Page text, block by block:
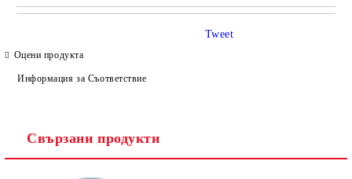
САМО ПОПЪЛНЕТЕ 4 ПОЛЕТА
Оцени продукта
Информация за Съответствие
Tweet
Свързани продукти